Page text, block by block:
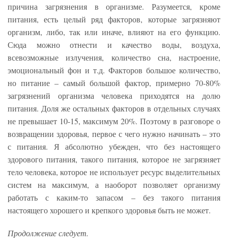
причина загрязнения в организме. Разумеется, кроме
питания, есть целый ряд факторов, которые загрязняют
организм, либо, так или иначе, влияют на его функцию.
Сюда можно отнести и качество воды, воздуха,
всевозможные излучения, количество сна, настроение,
эмоциональный фон и т.д. Факторов большое количество,
но питание – самый большой фактор, примерно 70-80%
загрязнений организма человека приходятся на долю
питания. Доля же остальных факторов в отдельных случаях
не превышает 10-15, максимум 20%. Поэтому в разговоре о
возвращении здоровья, первое с чего нужно начинать – это
с питания. Я абсолютно убежден, что без настоящего
здорового питания, такого питания, которое не загрязняет
тело человека, которое не использует ресурс выделительных
систем на максимум, а наоборот позволяет организму
работать с каким-то запасом – без такого питания
настоящего хорошего и крепкого здоровья быть не может.
Продолжение следует.